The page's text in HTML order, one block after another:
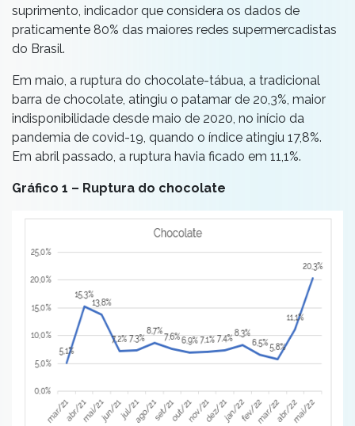
suprimento, indicador que considera os dados de
praticamente 80% das maiores redes supermercadistas
do Brasil.
Em maio, a ruptura do chocolate-tábua, a tradicional
barra de chocolate, atingiu o patamar de 20,3%, maior
indisponibilidade desde maio de 2020, no início da
pandemia de covid-19, quando o índice atingiu 17,8%.
Em abril passado, a ruptura havia ficado em 11,1%.
Gráfico 1 – Ruptura do chocolate